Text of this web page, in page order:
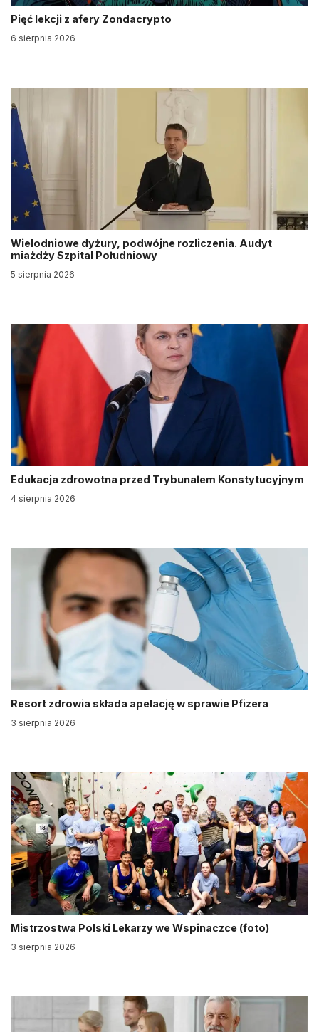
Pięć lekcji z afery Zondacrypto
6 sierpnia 2026
Wielodniowe dyżury, podwójne rozliczenia. Audyt
miażdży Szpital Południowy
5 sierpnia 2026
Edukacja zdrowotna przed Trybunałem Konstytucyjnym
4 sierpnia 2026
Resort zdrowia składa apelację w sprawie Pfizera
3 sierpnia 2026
Mistrzostwa Polski Lekarzy we Wspinaczce (foto)
3 sierpnia 2026